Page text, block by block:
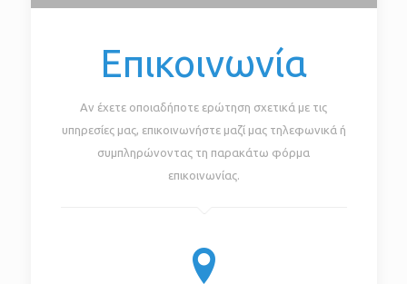
Επικοινωνία
Αν έχετε οποιαδήποτε ερώτηση σχετικά με τις
υπηρεσίες μας, επικοινωνήστε μαζί μας τηλεφωνικά ή
συμπληρώνοντας τη παρακάτω φόρμα
επικοινωνίας.